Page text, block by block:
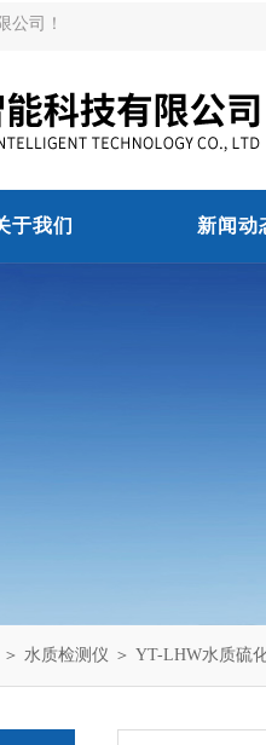
公司！
于我们 新闻动
＞ 水质检测仪 ＞ YT-LHW水质硫